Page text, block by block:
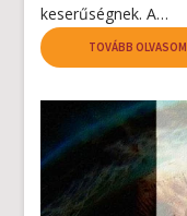
keserűségnek. A…
TOVÁBB OLVASOM